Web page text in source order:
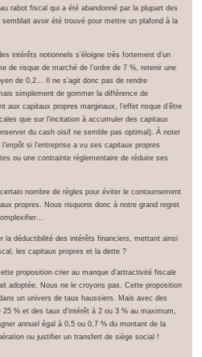
rabot fiscal qui a été abandonné par la plupart des
avoir été trouvé pour mettre un plafond à la
intérêts notionnels s’éloigne très fortement d’un
de risque de marché de l’ordre de 7 %, retenir une
de 0,2… Il ne s’agit donc pas de rendre
simplement de gommer la différence de
aux capitaux propres marginaux, l’effet risque d’être
que sur l’incitation à accumuler des capitaux
du cash oisif ne semble pas optimal). À noter
si l’entreprise a vu ses capitaux propres
ou une contrainte réglementaire de réduire ses
certain nombre de règles pour éviter le contournement
propres. Nous risquons donc à notre grand regret
la déductibilité des intérêts financiers, mettant ainsi
les capitaux propres et la dette ?
proposition crier au manque d’attractivité fiscale
adoptée. Nous ne le croyons pas. Cette proposition
un univers de taux haussiers. Mais avec des
% et des taux d’intérêt à 2 ou 3 % au maximum,
annuel égal à 0,5 ou 0,7 % du montant de la
ou justifier un transfert de siège social !